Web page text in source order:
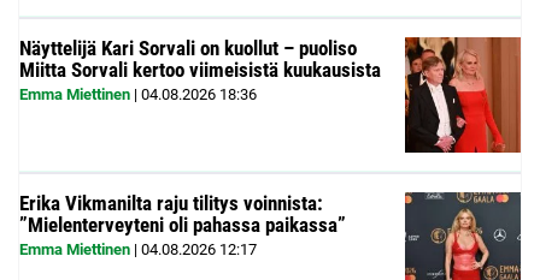
Näyttelijä Kari Sorvali on kuollut – puoliso
Miitta Sorvali kertoo viimeisistä kuukausista
Emma Miettinen | 04.08.2026 18:36
Erika Vikmanilta raju tilitys voinnista:
”Mielenterveyteni oli pahassa paikassa”
Emma Miettinen | 04.08.2026 12:17